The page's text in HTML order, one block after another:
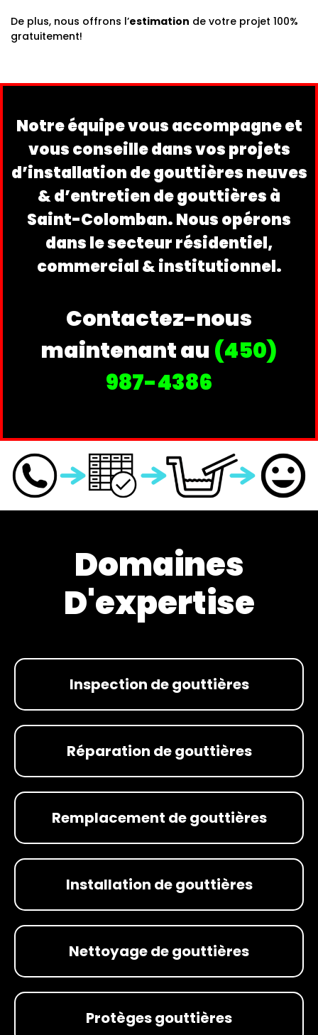
De plus, nous offrons l’estimation de votre projet 100%
gratuitement!
Notre équipe vous accompagne et
vous conseille dans vos projets
d’installation de gouttières neuves
& d’entretien de gouttières à
Saint-Colomban. Nous opérons
dans le secteur résidentiel,
commercial & institutionnel.
Contactez-nous
maintenant au (450)
987-4386
Domaines
D'expertise
Inspection de gouttières
Réparation de gouttières
Remplacement de gouttières
Installation de gouttières
Nettoyage de gouttières
Protèges gouttières